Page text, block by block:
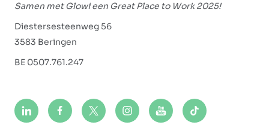
Samen met Glowi een Great Place to Work 2025!
Diestersesteenweg 56
3583 Beringen
BE 0507.761.247